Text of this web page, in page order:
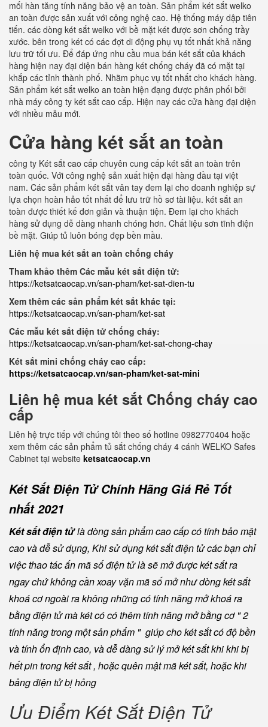
mối hàn tăng tính năng bảo vệ an toàn. Sản phẩm két sắt welko
an toàn được sản xuất với công nghệ cao. Hệ thống máy dập tiên
tiến. các dòng két sắt welko với bề mặt két được sơn chống trầy
xước. bên trong két có các đợt di động phụ vụ tốt nhất khả năng
lưu trữ tối ưu. Để đáp ứng nhu cầu mua bán két sắt của khách
hàng hiện nay đại diện bán hàng két chống cháy đã có mặt tại
khắp các tỉnh thành phố. Nhằm phục vụ tốt nhất cho khách hàng.
Sản phẩm két sắt welko an toàn hiện đạng được phân phối bởi
nhà máy công ty két sắt cao cấp. Hiện nay các cửa hàng đại diện
với nhiều mẫu mới.
Cửa hàng két sắt an toàn
công ty Két sắt cao cấp chuyên cung cấp két sắt an toàn trên
toàn quốc. Với công nghệ sản xuất hiện đại hàng đầu tại việt
nam. Các sản phẩm két sắt vân tay đem lại cho doanh nghiệp sự
lựa chọn hoàn hảo tốt nhất để lưu trữ hồ sơ tài liệu. két sắt an
toàn được thiết kế đơn giản và thuận tiện. Đem lại cho khách
hàng sử dụng dễ dàng nhanh chóng hơn. Chất liệu sơn tĩnh điện
bề mặt. Giúp tủ luôn bóng đẹp bền mầu.
Liên hệ mua két sắt an toàn chống cháy
Tham khảo thêm Các mẫu két sắt điện tử:
https://ketsatcaocap.vn/san-pham/ket-sat-dien-tu
Xem thêm các sản phẩm két sắt khác tại:
https://ketsatcaocap.vn/san-pham/ket-sat
Các mẫu két sắt điện tử chống cháy:
https://ketsatcaocap.vn/san-pham/ket-sat-chong-chay
Két sắt mini chống cháy cao cấp:
https://ketsatcaocap.vn/san-pham/ket-sat-mini
Liên hệ mua két sắt Chống cháy cao
cấp
Liên hệ trực tiếp với chúng tôi theo số hotline 0982770404 hoặc
xem thêm các sản phẩm tủ sắt chống cháy 4 cánh WELKO Safes
Cabinet tại website ketsatcaocap.vn
Két Sắt Điện Tử Chính Hãng Giá Rẻ Tốt
nhất 2021
Két sắt điện tửlà dòng sản phẩm cao cấp có tính bảo mật
cao và dễ sử dụng, Khi sử dụng két sắt điện tử các bạn chỉ
việc thao tác ấn mã số điện tử là sẽ mở được két sắt ra
ngay chứ không cần xoay vặn mã số mở như dòng két sắt
khoá cơ ngoài ra không những có tính năng mở khoá ra
bằng điện tử mà két có có thêm tính năng mở bằng cơ " 2
tính năng trong một sản phẩm " giúp cho két sắt có độ bền
và tính ổn định cao, và dễ dàng sử lý mở két sắt khi khi bị
hết pin trong két sắt , hoặc quên mật mã két sắt, hoặc khi
bảng điện tử bị hỏng
Ưu Điểm Két Sắt Điện Tử